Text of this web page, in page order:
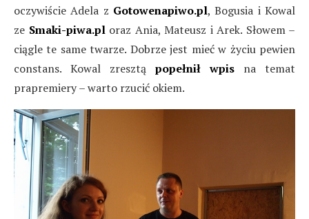
oczywiście Adela z Gotowenapiwo.pl, Bogusia i Kowal
ze Smaki-piwa.ploraz Ania, Mateusz i Arek. Słowem –
ciągle te same twarze. Dobrze jest mieć w życiu pewien
constans. Kowal zresztą popełnił wpis na temat
prapremiery – warto rzucić okiem.